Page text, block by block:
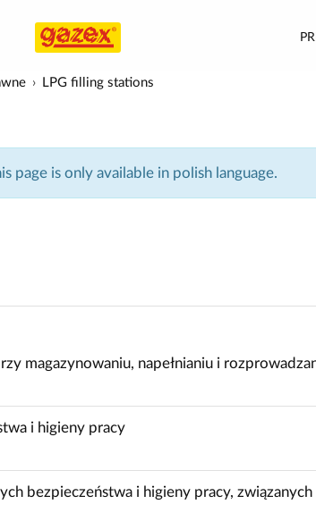
LPG filling stations
page is only available in polish language.
magazynowaniu, napełnianiu i
i higieny pracy
bezpieczeństwa i higieny pracy,